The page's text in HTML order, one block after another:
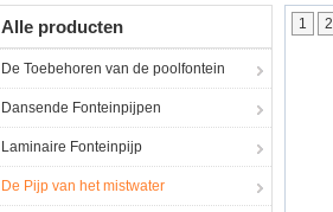
Alle producten
De Toebehoren van de poolfontein
Dansende Fonteinpijpen
Laminaire Fonteinpijp
De Pijp van het mistwater
1 2